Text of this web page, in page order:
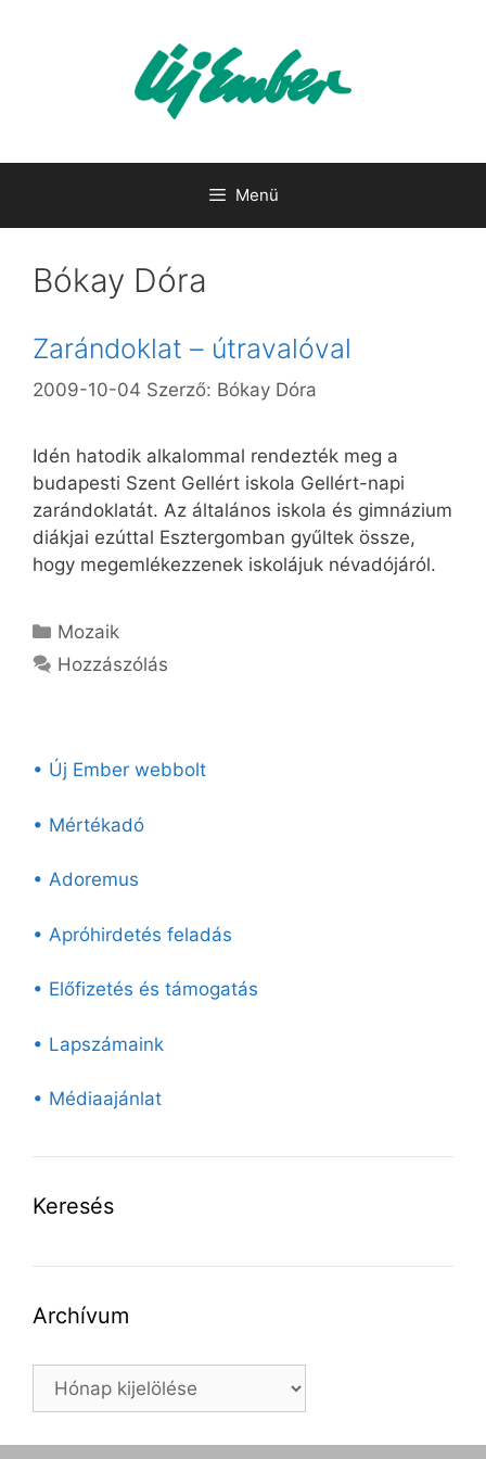
Menü
Bókay Dóra
Zarándoklat – útravalóval
2009-10-04 Szerző: Bókay Dóra
Idén hatodik alkalommal rendezték meg a
budapesti Szent Gellért iskola Gellért-napi
zarándoklatát. Az általános iskola és gimnázium
diákjai ezúttal Esztergomban gyűltek össze,
hogy megemlékezzenek iskolájuk névadójáról.
Kategória
Mozaik
Hozzászólás
• Új Ember webbolt
• Mértékadó
• Adoremus
• Apróhirdetés feladás
• Előfizetés és támogatás
• Lapszámaink
• Médiaajánlat
Keresés
Archívum
Archívum